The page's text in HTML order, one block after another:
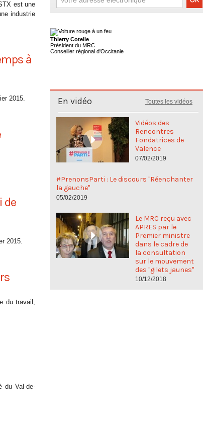
est une
industrie
à
2015.
de
2015.
du travail,
du Val-de-
Thierry Cotelle
Président du MRC
Conseiller régional d'Occitanie
En vidéo Toutes les vidéos
Vidéos des
Rencontres
Fondatrices de
Valence
07/02/2019
#PrenonsParti : Le discours "Réenchanter
la gauche"
05/02/2019
Le MRC reçu avec
APRES par le
Premier ministre
dans le cadre de
la consultation
sur le mouvement
des "gilets jaunes"
10/12/2018